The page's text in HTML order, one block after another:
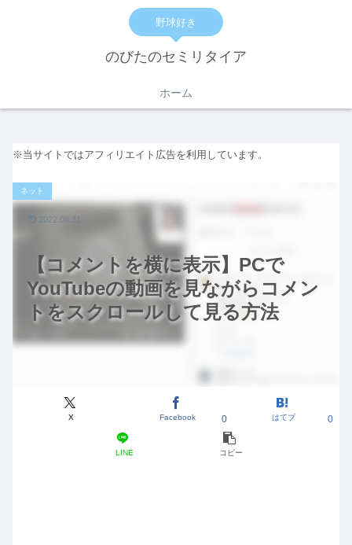
野球好き
のびたのセミリタイア
ホーム
※当サイトではアフィリエイト広告を利用しています。
【コメントを横に表示】PCで
YouTubeの動画を見ながらコメン
トをスクロールして見る方法
ネット
X Facebook 0 はてブ 0
LINE コピー
2022.08.31